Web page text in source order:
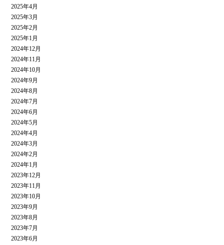
2025年4月
2025年3月
2025年2月
2025年1月
2024年12月
2024年11月
2024年10月
2024年9月
2024年8月
2024年7月
2024年6月
2024年5月
2024年4月
2024年3月
2024年2月
2024年1月
2023年12月
2023年11月
2023年10月
2023年9月
2023年8月
2023年7月
2023年6月